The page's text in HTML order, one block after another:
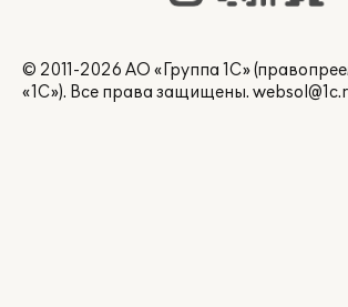
© 2011-2026 АО «Группа 1С»
«1С»). Все права защищены.